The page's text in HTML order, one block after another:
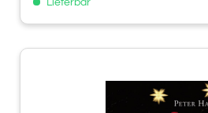
Lieferbar